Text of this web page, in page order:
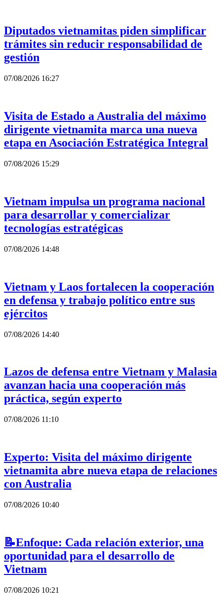
Diputados vietnamitas piden simplificar
trámites sin reducir responsabilidad de
gestión
07/08/2026 16:27
Visita de Estado a Australia del máximo
dirigente vietnamita marca una nueva
etapa en Asociación Estratégica Integral
07/08/2026 15:29
Vietnam impulsa un programa nacional
para desarrollar y comercializar
tecnologías estratégicas
07/08/2026 14:48
Vietnam y Laos fortalecen la cooperación
en defensa y trabajo político entre sus
ejércitos
07/08/2026 14:40
Lazos de defensa entre Vietnam y Malasia
avanzan hacia una cooperación más
práctica, según experto
07/08/2026 11:10
Experto: Visita del máximo dirigente
vietnamita abre nueva etapa de relaciones
con Australia
07/08/2026 10:40
📝Enfoque: Cada relación exterior, una
oportunidad para el desarrollo de
Vietnam
07/08/2026 10:21